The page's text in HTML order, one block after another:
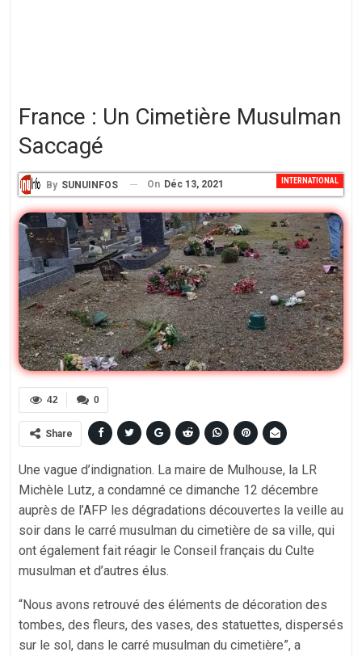
France : Un Cimetière Musulman
Saccagé
INTERNATIONAL
By SUNUINFOS On Déc 13, 2021
0
42
Share
Une vague d’indignation. La maire de Mulhouse, la LR
Michèle Lutz, a condamné ce dimanche 12 décembre
auprès de l’AFP les dégradations découvertes la veille au
soir dans le carré musulman du cimetière de sa ville, qui
ont également fait réagir le Conseil français du Culte
musulman et d’autres élus.
“Nous avons retrouvé des éléments de décoration des
tombes, des fleurs, des vases, des statuettes, dispersés
sur le sol, dans le carré musulman du cimetière”, a